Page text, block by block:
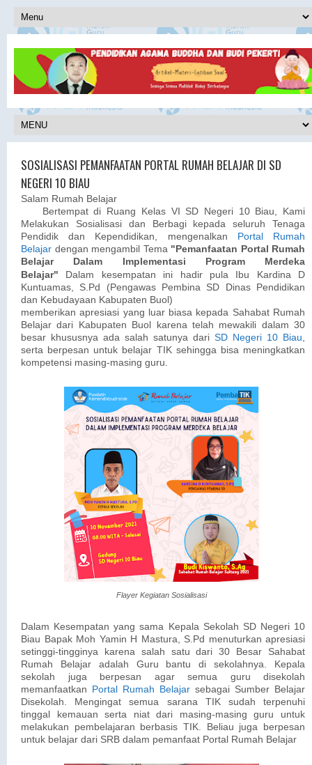
SOSIALISASI PEMANFAATAN PORTAL RUMAH BELAJAR DI SD
NEGERI 10 BIAU
Salam Rumah Belajar
Bertempat di Ruang Kelas VI SD Negeri 10 Biau, Kami
Melakukan Sosialisasi dan Berbagi kepada seluruh Tenaga
Pendidik dan Kependidikan, mengenalkan Portal Rumah
Belajar dengan mengambil Tema "Pemanfaatan Portal Rumah
Belajar Dalam Implementasi Program Merdeka
Belajar"
Dalam kesempatan ini hadir pula Ibu Kardina D
Kuntuamas, S.Pd (Pengawas Pembina SD Dinas Pendidikan
dan Kebudayaan Kabupaten Buol)
memberikan apresiasi yang luar biasa kepada Sahabat Rumah
Belajar dari Kabupaten Buol karena telah mewakili dalam 30
besar khususnya ada salah satunya dari SD Negeri 10 Biau,
serta berpesan untuk belajar TIK sehingga bisa meningkatkan
kompetensi masing-masing guru.
Flayer Kegiatan Sosialisasi
Dalam Kesempatan yang sama Kepala Sekolah SD Negeri 10
Biau Bapak Moh Yamin H Mastura, S.Pd menuturkan apresiasi
setinggi-tingginya karena salah satu dari 30 Besar Sahabat
Rumah Belajar adalah Guru bantu di sekolahnya. Kepala
sekolah juga berpesan agar semua guru disekolah
memanfaatkan Portal Rumah Belajar sebagai Sumber Belajar
Disekolah. Mengingat semua sarana TIK sudah terpenuhi
tinggal kemauan serta niat dari masing-masing guru untuk
melakukan pembelajaran berbasis TIK. Beliau juga berpesan
untuk belajar dari SRB dalam pemanfaat Portal Rumah Belajar